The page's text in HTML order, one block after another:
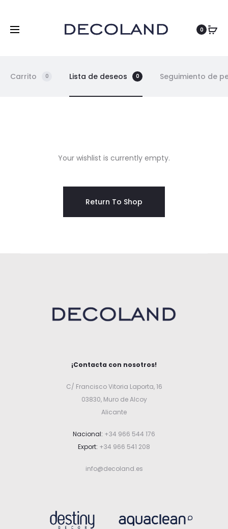
0
Carrito 0 Lista de deseos 0 Seguimiento de
Your wishlist is currently empty.
Return To Shop
¡Contacta con nosotros!
C/ Francisco Vitoria Laporta, 16
03830, Muro de Alcoy
Alicante
Nacional: +34 966 544 176
Export: +34 966 541 208
info@decoland.es